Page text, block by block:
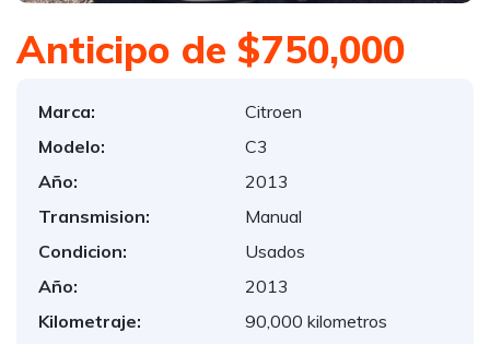
Anticipo de $750,000
Marca:
Citroen
Modelo:
C3
Año:
2013
Transmision:
Manual
Condicion:
Usados
Año:
2013
Kilometraje:
90,000 kilometros